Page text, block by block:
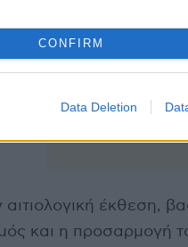
CONFIRM
Data Deletion
έκθεση,
και η προσαρμογή